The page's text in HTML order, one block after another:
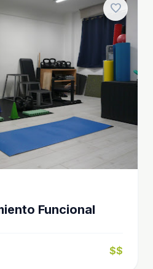
favorite
Funcional
$$